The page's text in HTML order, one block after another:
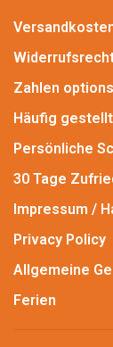
Zahlen options
Häufig
Persönliche
30 Tage
Impressum /
Privacy Policy
Allgemeine
Ferien